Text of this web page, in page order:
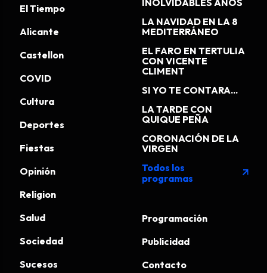
El Tiempo
Alicante
Castellon
COVID
Cultura
Deportes
Fiestas
Opinión
Religion
Salud
Sociedad
Sucesos
INOLVIDABLES AÑOS
LA NAVIDAD EN LA 8
MEDITERRÁNEO
EL FARO EN TERTULIA
CON VICENTE
CLIMENT
SI YO TE CONTARA...
LA TARDE CON
QUIQUE PEÑA
CORONACIÓN DE LA
VIRGEN
Todos los
programas
arrow_outward
Programación
Publicidad
Contacto